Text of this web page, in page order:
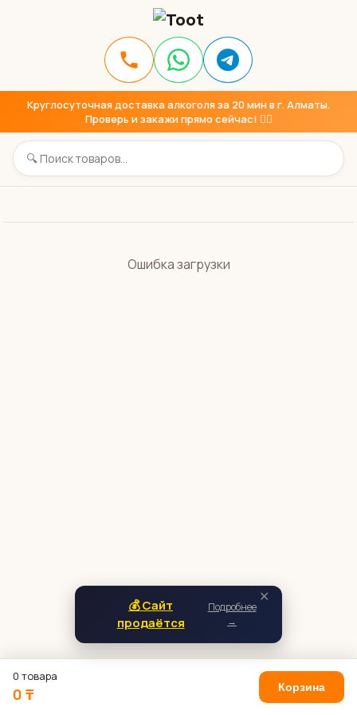
Круглосуточная доставка алкоголя за 20 мин в г. Алматы.
Проверь и закажи прямо сейчас! 👇🏼
Ошибка загрузки
✕
💰 Сайт
продаётся
Подробнее
→
0 товара
0 ₸ Корзина